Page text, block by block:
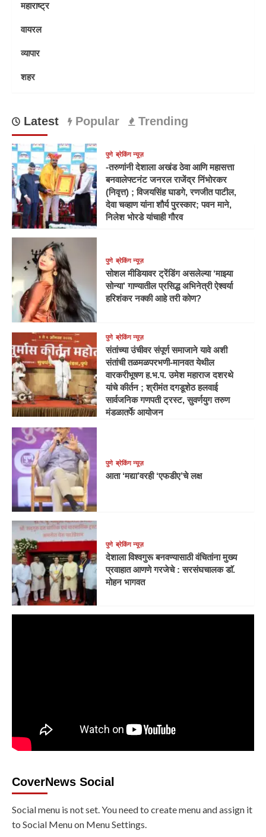
महाराष्ट्र
वायरल
व्यापार
शहर
Latest Popular Trending
पुणे ब्रेकिंग न्यूज़
-तरुणांनी देशाला अखंड ठेवा आणि महासत्ता
बनवालेफ्टनंट जनरल राजेंद्र निंभोरकर
(निवृत्त) ; विजयसिंह घाडगे, रणजीत पाटील,
देवा चव्हाण यांना शौर्य पुरस्कार; पवन माने,
निलेश भोरडे यांचाही गौरव
पुणे ब्रेकिंग न्यूज़
सोशल मीडियावर ट्रेंडिंग असलेल्या ‘माझ्या
सोन्या’ गाण्यातील प्रसिद्ध अभिनेत्री ऐश्वर्या
हरिशंकर नक्की आहे तरी कोण?
पुणे ब्रेकिंग न्यूज़
संतांच्या उंचीवर संपूर्ण समाजाने यावे अशी
संतांची तळमळपरभणी-मानवत येथील
वारकरीभूषण ह.भ.प. उमेश महाराज दशरथे
यांचे कीर्तन ; श्रीमंत दगडूशेठ हलवाई
सार्वजनिक गणपती ट्रस्ट, सुवर्णयुग तरुण
मंडळातर्फे आयोजन
पुणे ब्रेकिंग न्यूज़
आता ‘मद्या’वरही ‘एफडीए’चे लक्ष
पुणे ब्रेकिंग न्यूज़
देशाला विश्वगुरू बनवण्यासाठी वंचितांना मुख्य
प्रवाहात आणणे गरजेचे : सरसंघचालक डाॅ.
मोहन भागवत
CoverNews Social
Social menu is not set. You need to create menu and assign it
to Social Menu on Menu Settings.